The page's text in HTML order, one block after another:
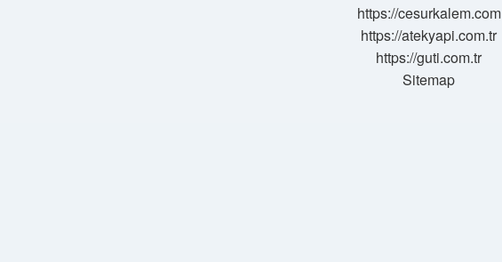
https://cesurkalem.com
https://atekyapi.com.tr
https://guti.com.tr
Sitemap